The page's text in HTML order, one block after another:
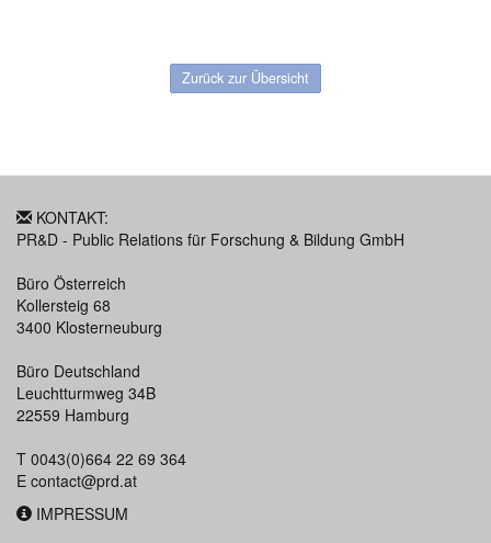
Zurück zur Übersicht
KONTAKT:
PR&D - Public Relations für Forschung & Bildung GmbH
Büro Österreich
Kollersteig 68
3400 Klosterneuburg
Büro Deutschland
Leuchtturmweg 34B
22559 Hamburg
T 0043(0)664 22 69 364
E contact@prd.at
IMPRESSUM